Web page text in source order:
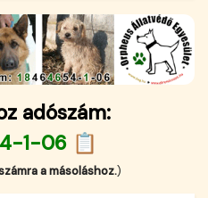
adószám:
1-06 📋
a másoláshoz.)